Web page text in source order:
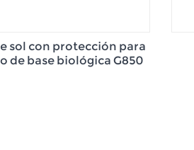
sol con protección para
de base biológica G850